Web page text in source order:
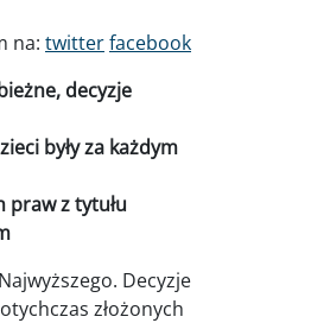
na: twitterfacebook
decyzje
były za każdym
praw z tytułu
Decyzje
złożonych